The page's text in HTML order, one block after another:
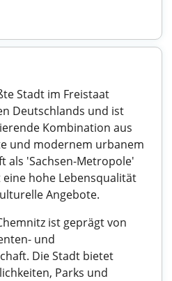
Stadt im Freistaat
Deutschlands und ist
Kombination aus
und modernem urbanem
als 'Sachsen-Metropole'
hohe Lebensqualität
Angebote.
ist geprägt von
und
Die Stadt bietet
Parks und